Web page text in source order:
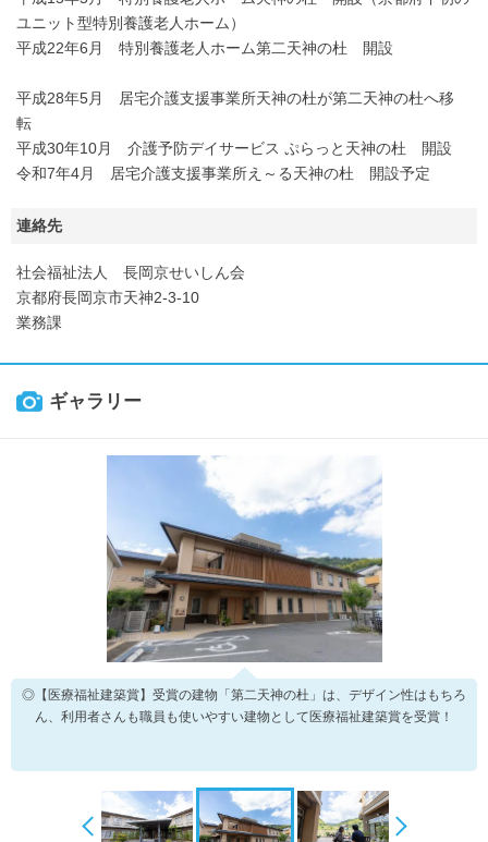
ユニット型特別養護老人ホーム）
平成22年6月 特別養護老人ホーム第二天神の杜 開設
平成28年5月 居宅介護支援事業所天神の杜が第二天神の杜へ移
転
平成30年10月 介護予防デイサービス ぷらっと天神の杜 開設
令和7年4月 居宅介護支援事業所え～る天神の杜 開設予定
連絡先
社会福祉法人 長岡京せいしん会
京都府長岡京市天神2-3-10
業務課
ギャラリー
◎【医療福祉建築賞】受賞の建物「第二天神の杜」は、デザイン性はもちろ
ん、利用者さんも職員も使いやすい建物として医療福祉建築賞を受賞！